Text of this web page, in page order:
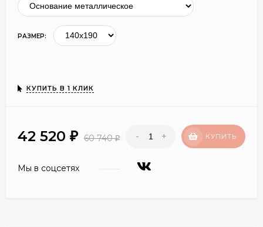
РАЗМЕР:
КУПИТЬ В 1 КЛИК
42 520 ₽ 60 740₽ - + КУПИТЬ
Мы в соцсетях